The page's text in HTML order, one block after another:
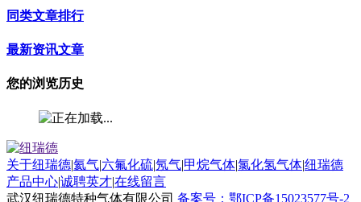
同类文章排行
最新资讯文章
您的浏览历史
关于纽瑞德|氦气|六氟化硫|氖气|甲烷气体|氯化氢气体|纽瑞德
产品中心|诚聘英才|在线留言
武汉纽瑞德特种气体有限公司 备案号：鄂ICP备15023577号-2